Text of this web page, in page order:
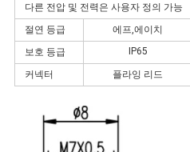
보
보
호
다른 전압 및 전력은 사용자 정의 가능
절연 등급
에프,에이치
보호 등급
IP65
커넥터 플라잉 리드